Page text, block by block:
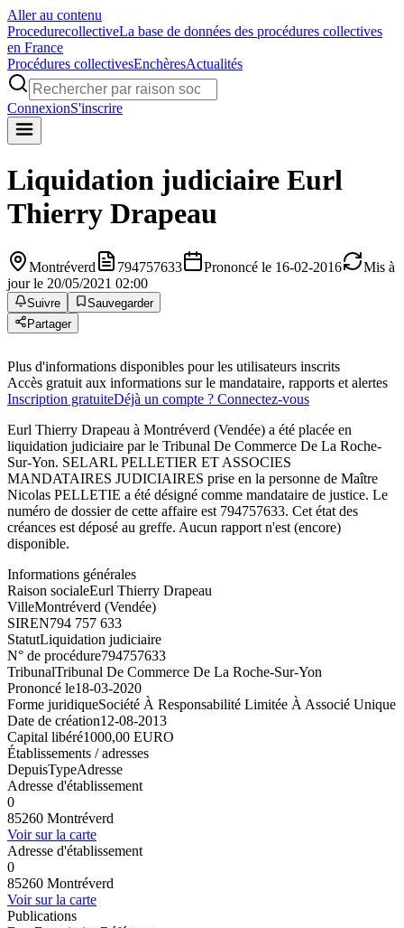
Aller au contenu
ProcedurecollectiveLa base de données des procédures collectives
en France
Procédures collectivesEnchèresActualités
ConnexionS'inscrire
Liquidation judiciaire Eurl
Thierry Drapeau
Montréverd 794757633 Prononcé le 16-02-2016
Mis à
jour le 20/05/2021 02:00
Suivre
Sauvegarder
Partager
Plus d'informations disponibles pour les utilisateurs inscrits
Accès gratuit aux informations sur le mandataire, rapports et alertes
Inscription gratuiteDéjà un compte ? Connectez-vous
Eurl Thierry Drapeau à Montréverd (Vendée) a été placée en
liquidation judiciaire par le Tribunal De Commerce De La Roche-
Sur-Yon. SELARL PELLETIER ET ASSOCIES
MANDATAIRES JUDICIAIRES prise en la personne de Maître
Nicolas PELLETIE a été désigné comme mandataire de justice. Le
numéro de dossier de cette affaire est 794757633. Cet état des
créances est déposé au greffe. Aucun rapport n'est (encore)
disponible.
Informations générales
Raison socialeEurl Thierry Drapeau
VilleMontréverd (Vendée)
SIREN794 757 633
StatutLiquidation judiciaire
N° de procédure794757633
TribunalTribunal De Commerce De La Roche-Sur-Yon
Prononcé le18-03-2020
Forme juridiqueSociété À Responsabilité Limitée À Associé Unique
Date de création12-08-2013
Capital libéré1000,00 EURO
Établissements / adresses
DepuisTypeAdresse
Adresse d'établissement
0
85260 Montréverd
Voir sur la carte
Adresse d'établissement
0
85260 Montréverd
Voir sur la carte
Publications